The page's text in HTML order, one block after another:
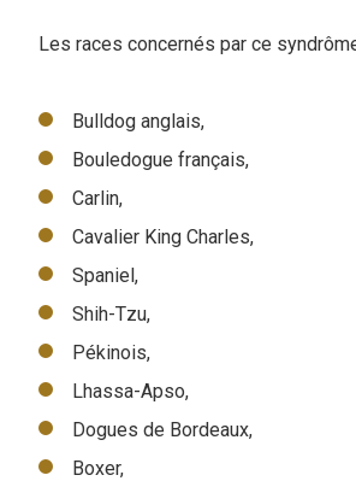
Les races concernés par ce
Bulldog anglais,
Bouledogue français,
Carlin,
Cavalier King Charles,
Spaniel,
Shih-Tzu,
Pékinois,
Lhassa-Apso,
Dogues de Bordeaux,
Boxer,